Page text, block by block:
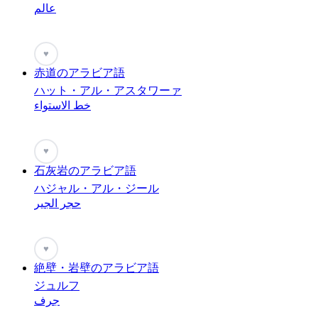
عالم
♥
赤道のアラビア語
ハット・アル・アスタワーァ
خط الاستواء
♥
石灰岩のアラビア語
ハジャル・アル・ジール
حجر الجير
♥
絶壁・岩壁のアラビア語
ジュルフ
جرف